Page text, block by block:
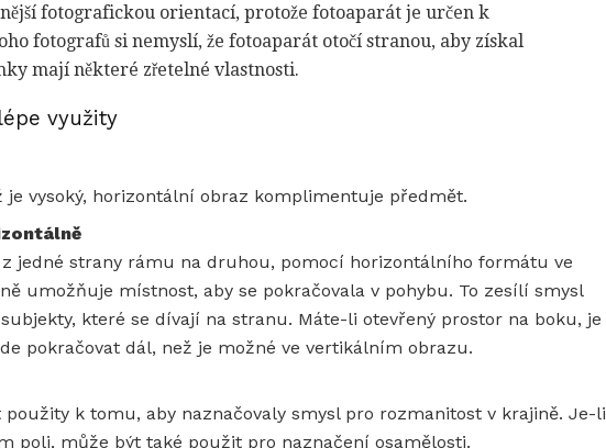
fotografickou orientací, protože fotoaparát je určen k
fotografů si nemyslí, že fotoaparát otočí stranou, aby získal
mají některé zřetelné vlastnosti.
využity
je vysoký, horizontální obraz komplimentuje předmět.
jedné strany rámu na druhou, pomocí horizontálního formátu ve
umožňuje místnost, aby se pokračovala v pohybu. To zesílí smysl
které se dívají na stranu. Máte-li otevřený prostor na boku, je
pokračovat dál, než je možné ve vertikálním obrazu.
k tomu, aby naznačovaly smysl pro rozmanitost v krajině. Je-li
poli, může být také použit pro naznačení osamělosti.